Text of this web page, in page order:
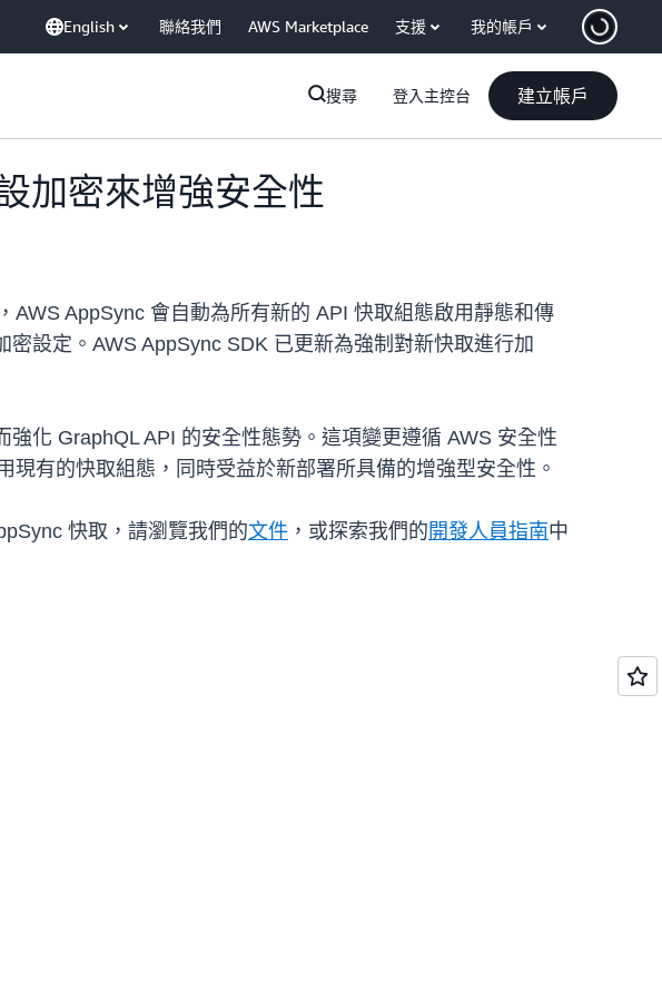
English 聯絡我們 AWS Marketplace 支援 我的帳戶
搜尋 登入主控台 建立帳戶
加密來增強安全性
AppSync 會自動為所有新的 API 快取組態啟用靜態和傳
設定。AWS AppSync SDK 已更新為強制對新快取進行加
化 GraphQL API 的安全性態勢。這項變更遵循 AWS 安全性
有的快取組態，同時受益於新部署所具備的增強型安全性。
快取，請瀏覽我們的文件 ，或探索我們的 開發人員指南中